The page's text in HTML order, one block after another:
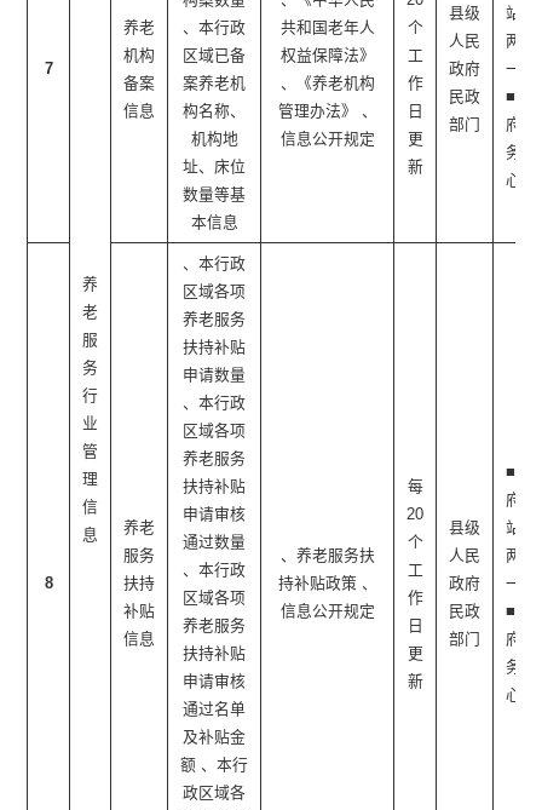
7
养
老
服
务
行
业
管
理
信
息
养老
机构
备案
信息
、本行政
区域已备
案养老机
构名称、
机构地
址、床位
数量等基
本信息
共和国老年人
权益保障法》
、《养老机构
管理办法》 、
信息公开规定
个
工
作
日
更
新
县级
人民
政府
民政
部门
站 ■
两微
一端
■政
府服
务中
心
8
养老
服务
扶持
补贴
信息
、本行政
区域各项
养老服务
扶持补贴
申请数量
、本行政
区域各项
养老服务
扶持补贴
申请审核
通过数量
、本行政
区域各项
养老服务
扶持补贴
申请审核
通过名单
及补贴金
额 、本行
政区域各
、养老服务扶
持补贴政策 、
信息公开规定
每
20
个
工
作
日
更
新
县级
人民
政府
民政
部门
■政
府网
站 ■
两微
一端
■政
府服
务中
心